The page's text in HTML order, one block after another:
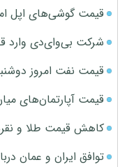
قیمت گوشی‌های اپل امروز
شرکت بی‌وای‌دی وارد
قیمت نفت امروز دوشنبه 19 مرداد
قیمت آپارتمان‌های
کاهش قیمت طلا و نقره
توافق ایران و عمان